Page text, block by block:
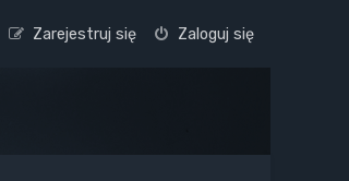
Zaloguj się
Zarejestruj się